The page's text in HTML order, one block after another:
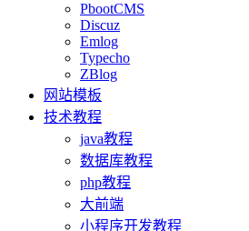
PbootCMS
Discuz
Emlog
Typecho
ZBlog
网站模板
技术教程
java教程
数据库教程
php教程
大前端
小程序开发教程